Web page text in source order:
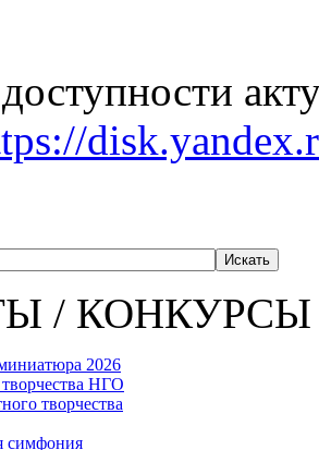
/ КОНКУРСЫ
2026
НГО
творчества
симфония